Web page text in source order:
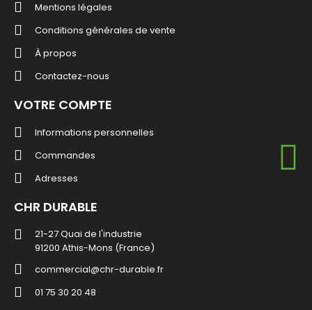
Mentions légales
Conditions générales de vente
À propos
Contactez-nous
VOTRE COMPTE
Informations personnelles
Commandes
Adresses
CHR DURABLE
21-27 Quai de l'industrie
91200 Athis-Mons (France)
commercial@chr-durable.fr
01 75 30 20 48